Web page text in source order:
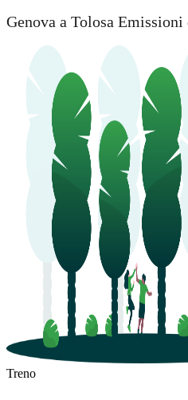
Genova a Tolosa
Treno